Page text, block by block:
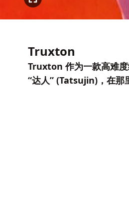
Truxton
Truxton 作为一款高难度
“达人” (Tatsujin)，在那